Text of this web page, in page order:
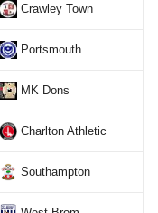
Crawley Town
Portsmouth
MK Dons
Charlton Athletic
Southampton